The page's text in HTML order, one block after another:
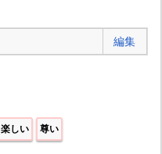
編集
楽しい 尊い